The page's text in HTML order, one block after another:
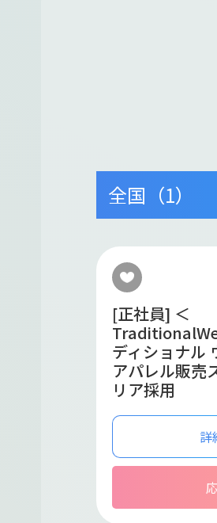
全国（1）
[正社員] ＜
ディショナル
アパレル販売
リア採用
詳